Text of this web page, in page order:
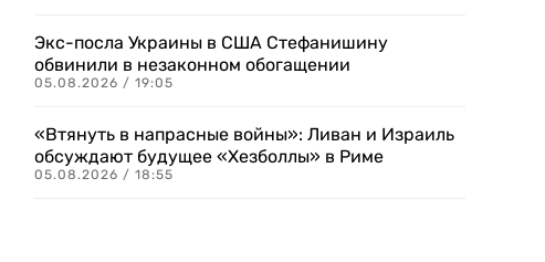
Экс-посла Украины в США Стефанишину
обвинили в незаконном обогащении
05.08.2026 / 19:05
«Втянуть в напрасные войны»: Ливан и Израиль
обсуждают будущее «Хезболлы» в Риме
05.08.2026 / 18:55